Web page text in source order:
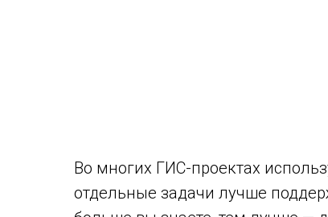
Во многих ГИС-проектах
отдельные задачи лучше